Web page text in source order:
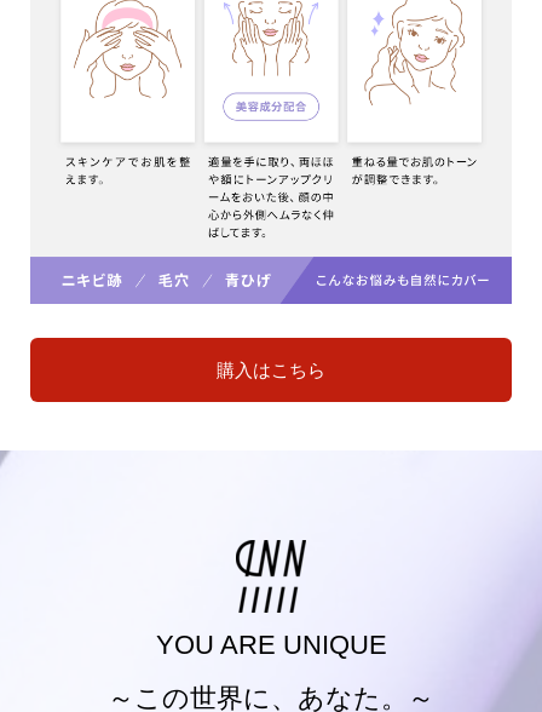
購入はこちら
YOU ARE UNIQUE
～この世界に、あなた。～